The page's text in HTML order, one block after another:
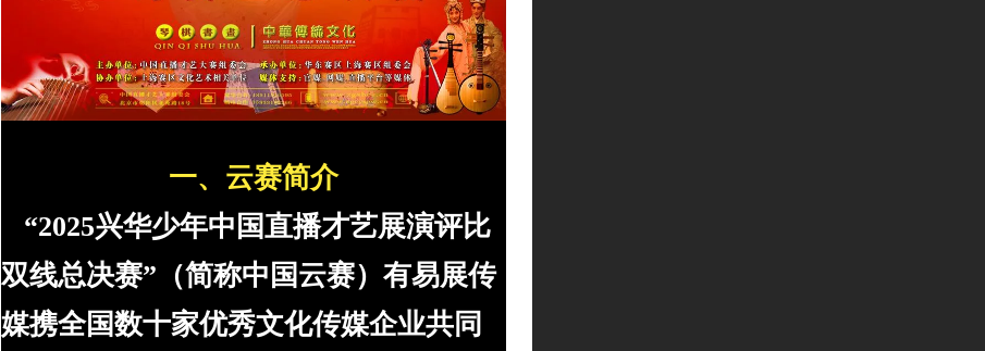
一、云赛简介
“2025兴华少年中国直播才艺展演评比
双线总决赛”（简称中国云赛） 有易展传
媒携全国数十家优秀文化传媒企业共同